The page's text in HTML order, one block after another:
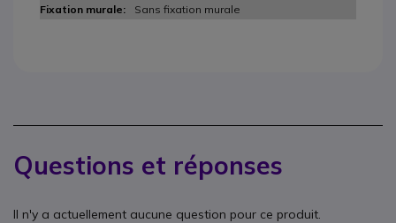
Sans fixation murale
Questions et réponses
Il n'y a actuellement aucune question pour ce produit.